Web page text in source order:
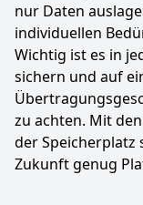
nur Daten
individuellen
Wichtig ist es in
sichern und auf
zu achten. Mit
der Speicherplatz
Zukunft genug